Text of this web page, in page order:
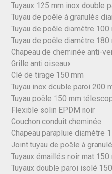
Tuyaux 125 mm inox double
Tuyau de poêle à granulés
Tuyau de poêle diamètre 100
Tuyau de poêle diamètre 180
Chapeau de cheminée anti-
Grille anti oiseaux
Clé de tirage 150 mm
Tuyau inox double paroi 200
Tuyau poêle 150 mm
Flexible solin EPDM noir
Couchon conduit cheminée
Chapeau parapluie diamètre
Joint tuyau de poêle à
Tuyaux émaillés noir mat 150
Tuyaux double paroi isolé